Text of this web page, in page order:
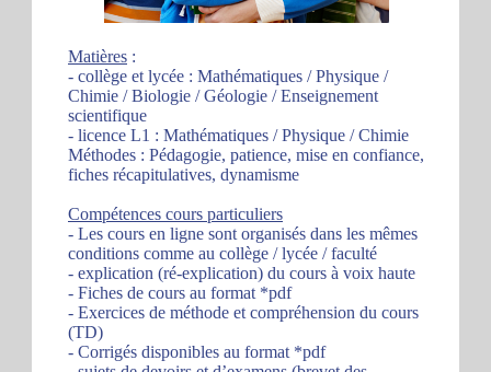
Matières :
- collège et lycée : Mathématiques / Physique /
Chimie / Biologie / Géologie / Enseignement
scientifique
- licence L1 : Mathématiques / Physique / Chimie
Méthodes : Pédagogie, patience, mise en confiance,
fiches récapitulatives, dynamisme
Compétences cours particuliers
- Les cours en ligne sont organisés dans les mêmes
conditions comme au collège / lycée / faculté
- explication (ré-explication) du cours à voix haute
- Fiches de cours au format *pdf
- Exercices de méthode et compréhension du cours
(TD)
- Corrigés disponibles au format *pdf